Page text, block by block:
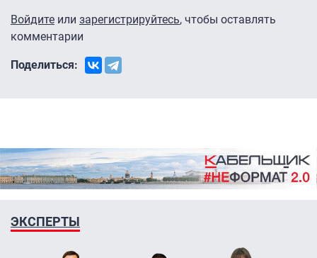
Войдите или зарегистрируйтесь, чтобы оставлять
комментарии
Поделиться:
ЭКСПЕРТЫ